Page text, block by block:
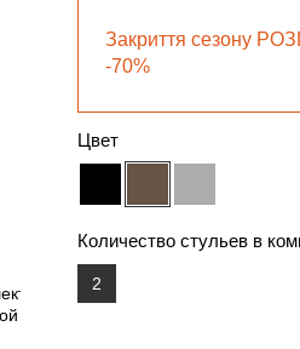
Закриття сезону
-70%
Цвет
Количество стульев в
2